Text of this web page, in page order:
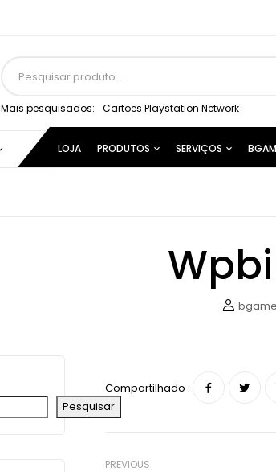
Mais pesquisados: Cartões Playstation Network
LOJA PRODUTOS SERVIÇOS
Pesquisar
Compartilhado :
PREVIOUS